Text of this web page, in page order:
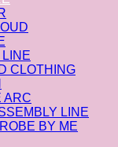
LINE
CLOTHING
ARC
LINE
BY ME